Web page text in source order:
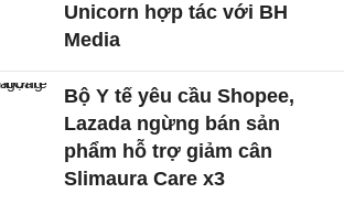
Unicorn hợp tác với BH
Media
Bộ Y tế yêu cầu Shopee,
Lazada ngừng bán sản
phẩm hỗ trợ giảm cân
Slimaura Care x3